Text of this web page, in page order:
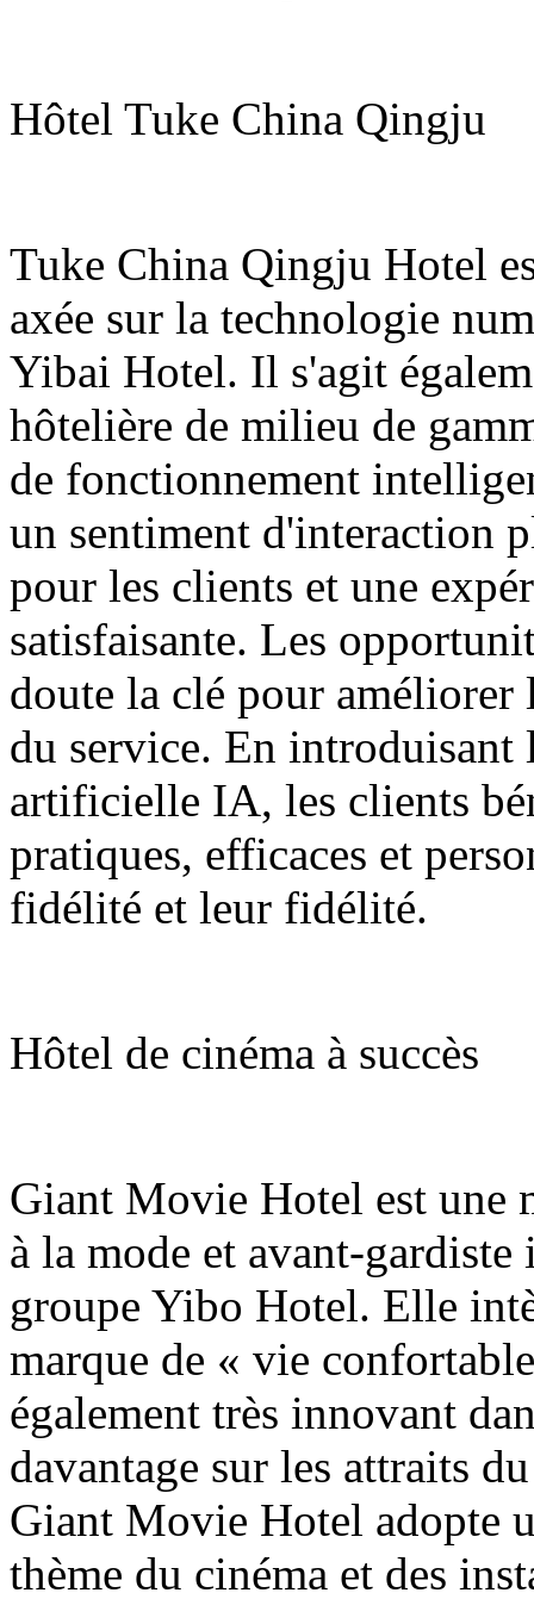
Hôtel Tuke China Qingju
Tuke China Qingju Hotel
axée sur la technologie
Yibai Hotel. Il s'agit
hôtelière de milieu de
de fonctionnement
un sentiment d'interaction
pour les clients et une
satisfaisante. Les
doute la clé pour améliorer
du service. En
artificielle IA, les clients
pratiques, efficaces et
fidélité et leur fidélité.
Hôtel de cinéma à succès
Giant Movie Hotel est une
à la mode et avant-
groupe Yibo Hotel. Elle
marque de « vie
également très innovant
davantage sur les attraits
Giant Movie Hotel adopte
thème du cinéma et des